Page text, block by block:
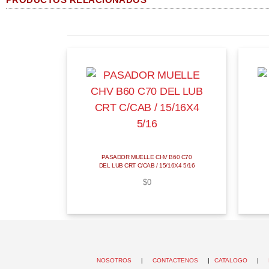
PASADOR MUELLE CHV B60 C70
DEL LUB CRT C/CAB / 15/16X4 5/16
$0
NOSOTROS |CONTACTENOS |CATALOGO |